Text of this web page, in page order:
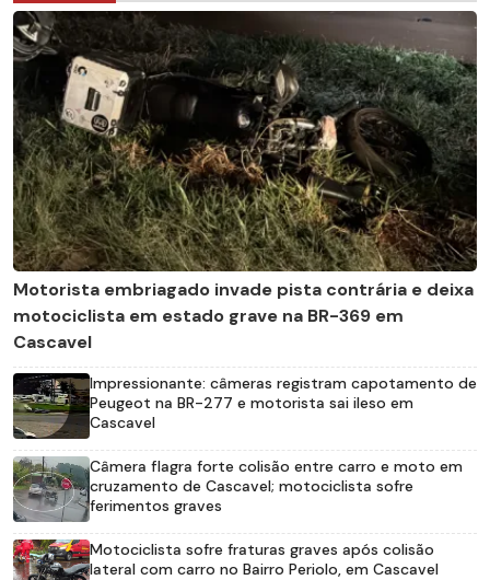
Motorista embriagado invade pista contrária e deixa
motociclista em estado grave na BR-369 em
Cascavel
Impressionante: câmeras registram capotamento de
Peugeot na BR-277 e motorista sai ileso em
Cascavel
Câmera flagra forte colisão entre carro e moto em
cruzamento de Cascavel; motociclista sofre
ferimentos graves
Motociclista sofre fraturas graves após colisão
lateral com carro no Bairro Periolo, em Cascavel